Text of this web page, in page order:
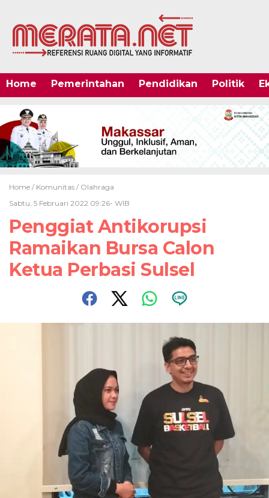
Home Pemerintahan Pendidikan Politik
Home / Komunitas / Olahraga
Sabtu, 5 Februari 2022 09:26- WIB
Penggiat Antikorupsi
Ramaikan Bursa Calon
Ketua Perbasi Sulsel